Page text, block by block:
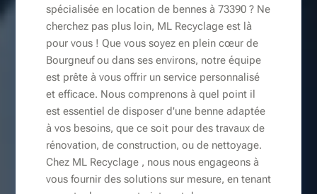
spécialisée en location de bennes à 73390 ? Ne
cherchez pas plus loin, ML Recyclage est là
pour vous ! Que vous soyez en plein cœur de
Bourgneuf ou dans ses environs, notre équipe
est prête à vous offrir un service personnalisé
et efficace. Nous comprenons à quel point il
est essentiel de disposer d'une benne adaptée
à vos besoins, que ce soit pour des travaux de
rénovation, de construction, ou de nettoyage.
Chez ML Recyclage , nous nous engageons à
vous fournir des solutions sur mesure, en tenant